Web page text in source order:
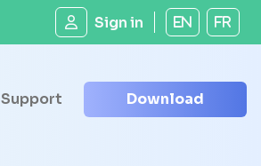
Sign in EN FR
Support Download